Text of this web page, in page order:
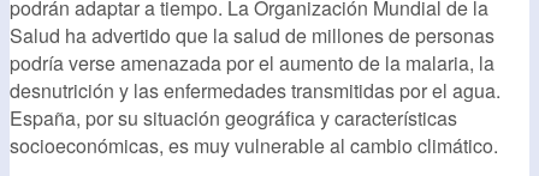
podrán adaptar a tiempo. La Organización Mundial de la
Salud ha advertido que la salud de millones de personas
podría verse amenazada por el aumento de la malaria, la
desnutrición y las enfermedades transmitidas por el agua.
España, por su situación geográfica y características
socioeconómicas, es muy vulnerable al cambio climático.